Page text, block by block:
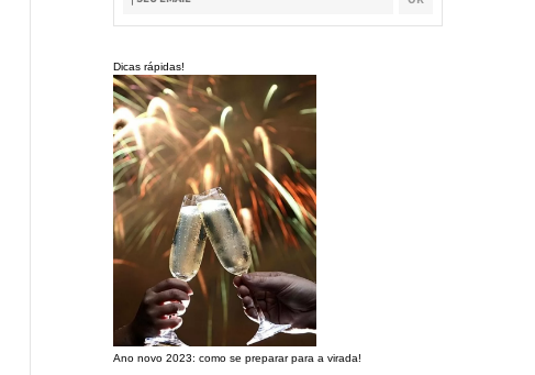
Dicas rápidas!
Ano novo 2023: como se preparar para a virada!